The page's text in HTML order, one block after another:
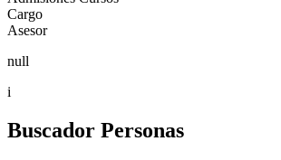
Cargo
Asesor
null
i
Buscador Personas